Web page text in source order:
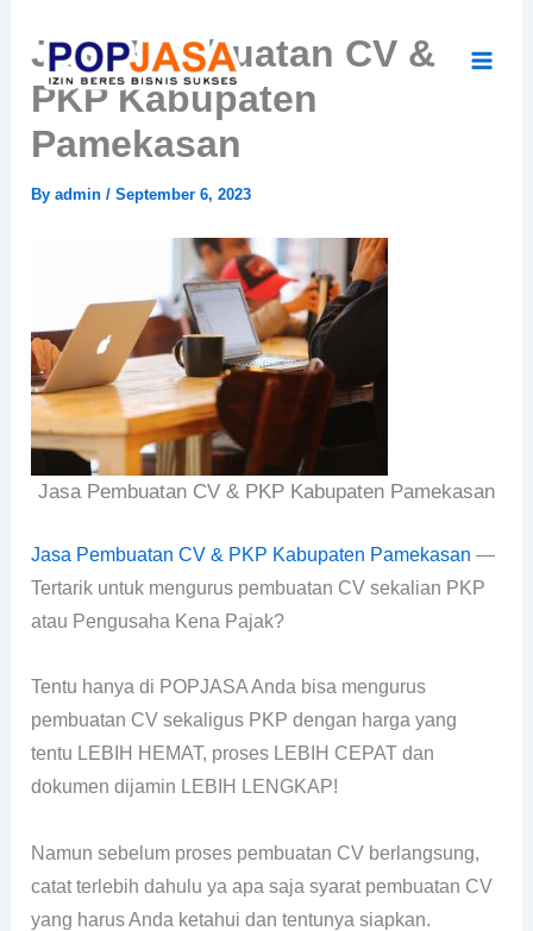
content
Jasa Pembuatan CV &
PKP Kabupaten
Pamekasan
Byadmin/September 6, 2023
Jasa Pembuatan CV & PKP Kabupaten Pamekasan
Jasa Pembuatan CV & PKP Kabupaten Pamekasan —
Tertarik untuk mengurus pembuatan CV sekalian PKP
atau Pengusaha Kena Pajak?
Tentu hanya di POPJASA Anda bisa mengurus
pembuatan CV sekaligus PKP dengan harga yang
tentu LEBIH HEMAT, proses LEBIH CEPAT dan
dokumen dijamin LEBIH LENGKAP!
Namun sebelum proses pembuatan CV berlangsung,
catat terlebih dahulu ya apa saja syarat pembuatan CV
yang harus Anda ketahui dan tentunya siapkan.